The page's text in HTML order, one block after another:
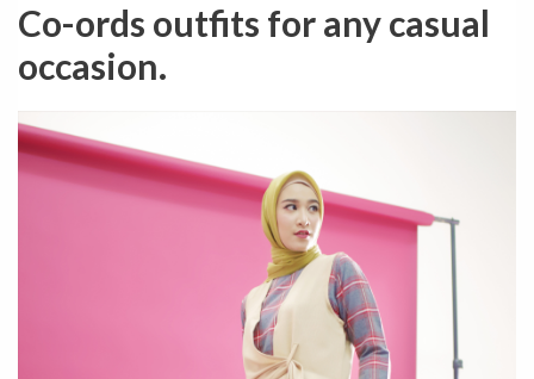
Co-ords outfits for any casual
occasion.